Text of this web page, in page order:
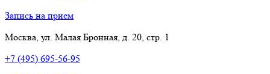
Запись на прием
Москва, ул. Малая Бронная, д. 20, стр. 1
+7 (495) 695-56-95